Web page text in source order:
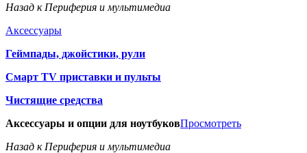
Назад к Периферия и мультимедиа
Аксессуары
Геймпады, джойстики, рули
Смарт TV приставки и пульты
Чистящие средства
Аксессуары и опции для ноутбуковПросмотреть
Назад к Периферия и мультимедиа